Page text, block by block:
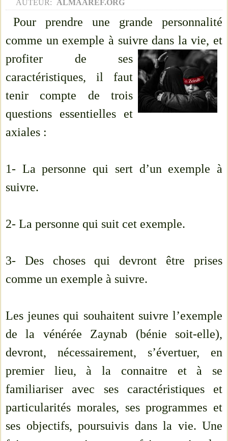
AUTEUR: ALMAAREF.ORG
Pour prendre une grande personnalité
comme un exemple à suivre dans la vie, et
profiter de ses
caractéristiques, il faut
tenir compte de trois
questions essentielles et
axiales :
1- La personne qui sert d’un exemple à
suivre.
2- La personne qui suit cet exemple.
3- Des choses qui devront être prises
comme un exemple à suivre.
Les jeunes qui souhaitent suivre l’exemple
de la vénérée Zaynab (bénie soit-elle),
devront, nécessairement, s’évertuer, en
premier lieu, à la connaitre et à se
familiariser avec ses caractéristiques et
particularités morales, ses programmes et
ses objectifs, poursuivis dans la vie. Une